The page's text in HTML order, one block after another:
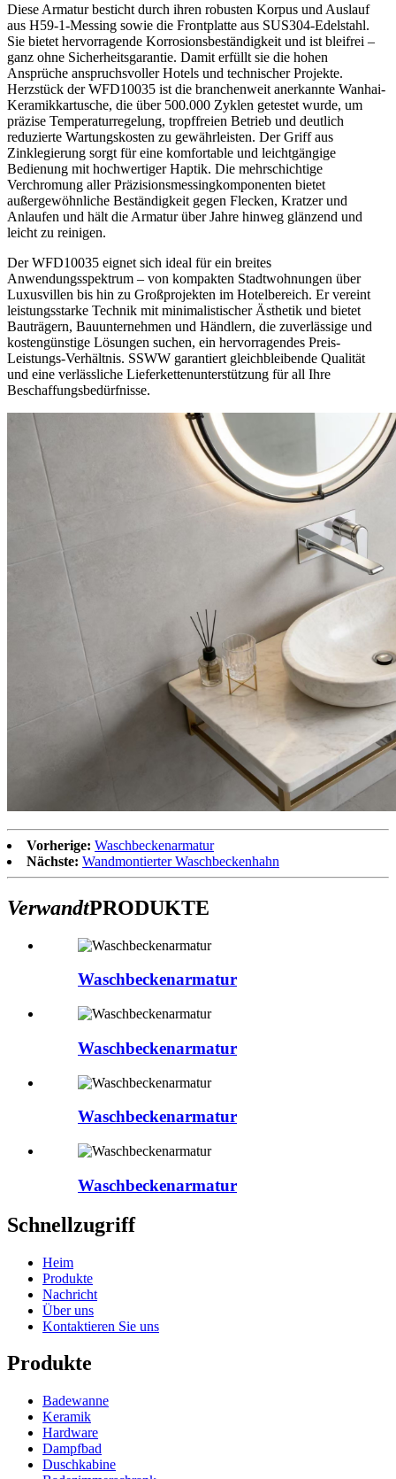
Diese Armatur besticht durch ihren robusten Korpus und Auslauf
aus H59-1-Messing sowie die Frontplatte aus SUS304-Edelstahl.
Sie bietet hervorragende Korrosionsbeständigkeit und ist bleifrei –
ganz ohne Sicherheitsgarantie. Damit erfüllt sie die hohen
Ansprüche anspruchsvoller Hotels und technischer Projekte.
Herzstück der WFD10035 ist die branchenweit anerkannte Wanhai-
Keramikkartusche, die über 500.000 Zyklen getestet wurde, um
präzise Temperaturregelung, tropffreien Betrieb und deutlich
reduzierte Wartungskosten zu gewährleisten. Der Griff aus
Zinklegierung sorgt für eine komfortable und leichtgängige
Bedienung mit hochwertiger Haptik. Die mehrschichtige
Verchromung aller Präzisionsmessingkomponenten bietet
außergewöhnliche Beständigkeit gegen Flecken, Kratzer und
Anlaufen und hält die Armatur über Jahre hinweg glänzend und
leicht zu reinigen.
Der WFD10035 eignet sich ideal für ein breites
Anwendungsspektrum – von kompakten Stadtwohnungen über
Luxusvillen bis hin zu Großprojekten im Hotelbereich. Er vereint
leistungsstarke Technik mit minimalistischer Ästhetik und bietet
Bauträgern, Bauunternehmen und Händlern, die zuverlässige und
kostengünstige Lösungen suchen, ein hervorragendes Preis-
Leistungs-Verhältnis. SSWW garantiert gleichbleibende Qualität
und eine verlässliche Lieferkettenunterstützung für all Ihre
Beschaffungsbedürfnisse.
Vorherige: Waschbeckenarmatur
Nächste: Wandmontierter Waschbeckenhahn
VerwandtPRODUKTE
Waschbeckenarmatur
Waschbeckenarmatur
Waschbeckenarmatur
Waschbeckenarmatur
Schnellzugriff
Heim
Produkte
Nachricht
Über uns
Kontaktieren Sie uns
Produkte
Badewanne
Keramik
Hardware
Dampfbad
Duschkabine